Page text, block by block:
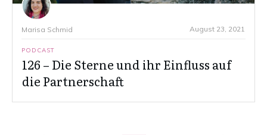
Marisa Schmid August 23, 2021
PODCAST
126 – Die Sterne und ihr Einfluss auf
die Partnerschaft